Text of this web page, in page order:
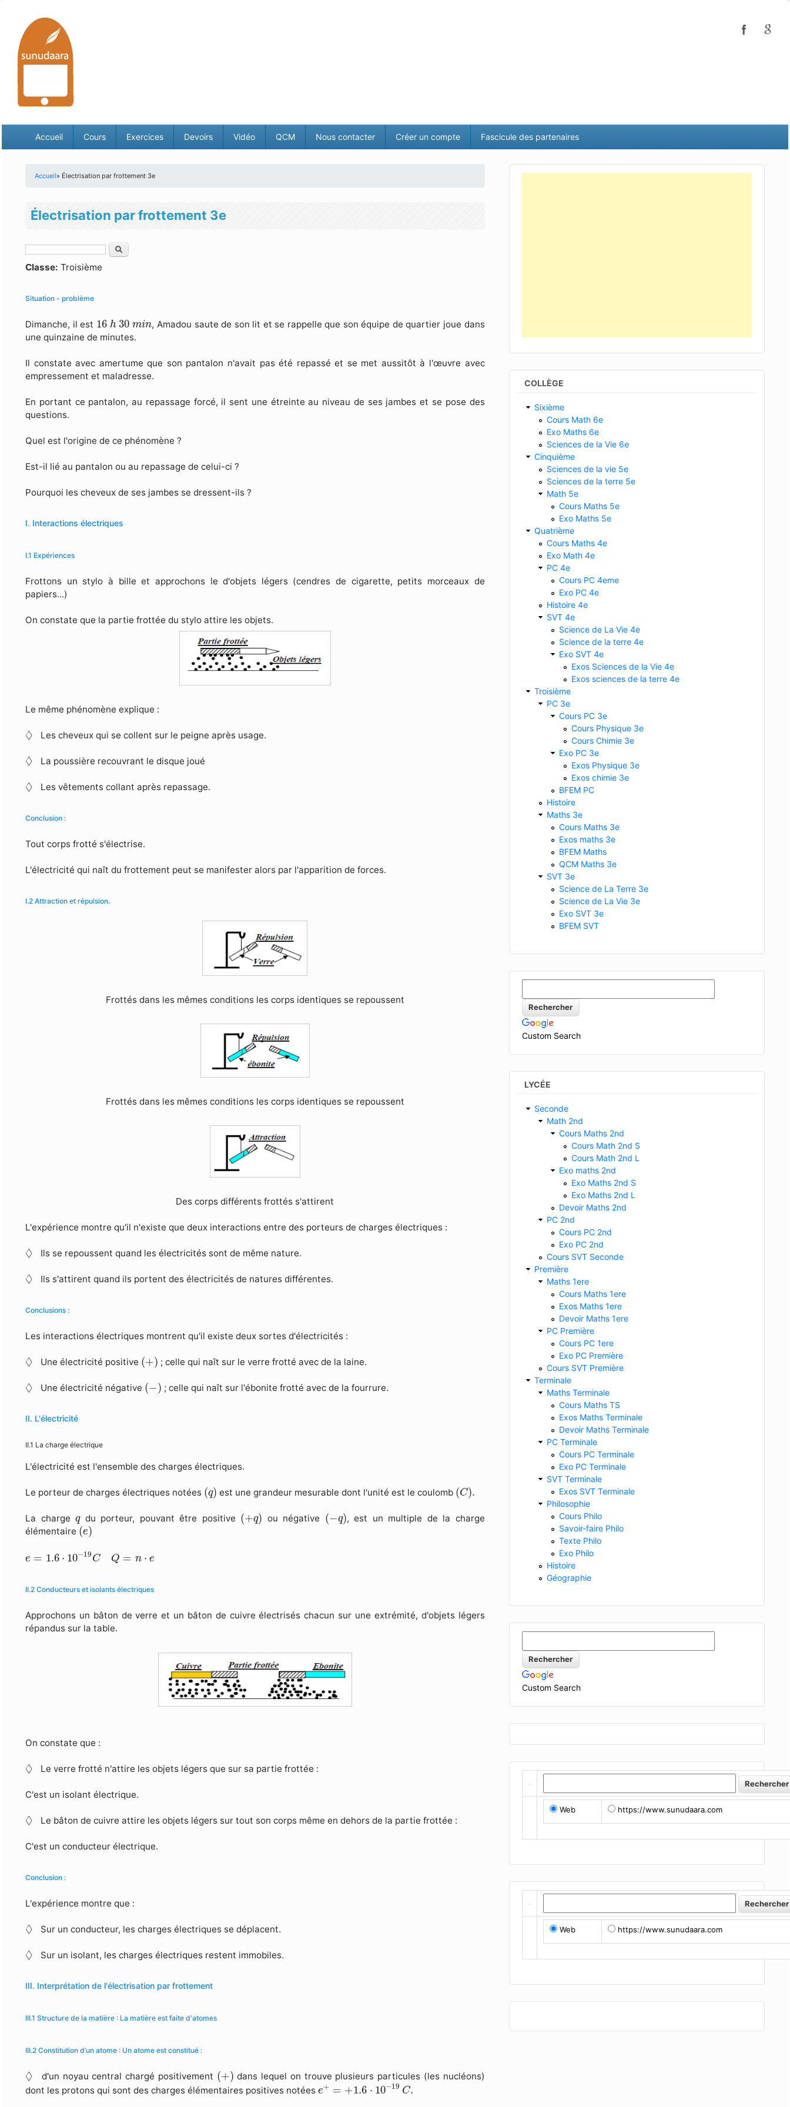
Accueil Cours Exercices Devoirs Vidéo QCM Nous contacter Créer un compte Fascicule des partenaires
Accueil» Électrisation par frottement 3e
Électrisation par frottement 3e
Formulaire de recherche
Rechercher
Classe:Troisième
Situation - problème
Dimanche, il est 16 h
16 h 30 min
30min, Amadou saute de son lit et se rappelle que son équipe de quartier joue dans
une quinzaine de minutes.
Il constate avec amertume que son pantalon n'avait pas été repassé et se met aussitôt à l'œuvre avec
empressement et maladresse.
En portant ce pantalon, au repassage forcé, il sent une étreinte au niveau de ses jambes et se pose des
questions.
Quel est l'origine de ce phénomène ?
Est-il lié au pantalon ou au repassage de celui-ci ?
Pourquoi les cheveux de ses jambes se dressent-ils ?
I. Interactions électriques
I.1 Expériences
Frottons un stylo à bille et approchons le d'objets légers (cendres de cigarette, petits morceaux de
papiers...)
On constate que la partie frottée du stylo attire les objets.
Le même phénomène explique :
◊
◊ Les cheveux qui se collent sur le peigne après usage.
◊
◊ La poussière recouvrant le disque joué
◊
◊ Les vêtements collant après repassage.
Conclusion :
Tout corps frotté s'électrise.
L'électricité qui naît du frottement peut se manifester alors par l'apparition de forces.
I.2 Attraction et répulsion.
Frottés dans les mêmes conditions les corps identiques se repoussent
Frottés dans les mêmes conditions les corps identiques se repoussent
Des corps différents frottés s'attirent
L'expérience montre qu'il n'existe que deux interactions entre des porteurs de charges électriques :
◊
◊ Ils se repoussent quand les électricités sont de même nature.
◊
◊ Ils s'attirent quand ils portent des électricités de natures différentes.
Conclusions :
Les interactions électriques montrent qu'il existe deux sortes d'électricités :
◊
◊ Une électricité positive (+)
( + ) ; celle qui naît sur le verre frotté avec de la laine.
◊
◊ Une électricité négative (−)
( ) ; celle qui naît sur l'ébonite frotté avec de la fourrure.
II. L'électricité
II.1 La charge électrique
L'électricité est l'ensemble des charges électriques.
Le porteur de charges électriques notées (q)
( q) est une grandeur mesurable dont l'unité est le coulomb (C).
(C)
La chargeq
qdu porteur, pouvant être positive (+q)
( + ) ou négative (−q)
( ), est un multiple de la charge
élémentaire (e)
( e)
e = 1.6 ⋅ 10−19C Q = n ⋅ e
1.6 ⋅10−19CQ n
II.2 Conducteurs et isolants électriques
Approchons un bâton de verre et un bâton de cuivre électrisés chacun sur une extrémité, d'objets légers
répandus sur la table.
On constate que :
◊
◊ Le verre frotté n'attire les objets légers que sur sa partie frottée :
C'est un isolant électrique.
◊
◊ Le bâton de cuivre attire les objets légers sur tout son corps même en dehors de la partie frottée :
C'est un conducteur électrique.
Conclusion :
L'expérience montre que :
◊
◊ Sur un conducteur, les charges électriques se déplacent.
◊
◊ Sur un isolant, les charges électriques restent immobiles.
III. Interprétation de l'électrisation par frottement
III.1 Structure de la matière : La matière est faite d'atomes
III.2 Constitution d’un atome : Un atome est constitué :
◊
◊ d'un noyau central chargé positivement (+)
( + ) dans lequel on trouve plusieurs particules (les nucléons)
dont les protons qui sont des charges élémentaires positives notéese+ = +1.6 ⋅ 10−19 C.
e+ =+1.6⋅10 −19C.
COLLÈGE
Sixième
Cours Math 6e
Exo Maths 6e
Sciences de la Vie 6e
Cinquième
Sciences de la vie 5e
Sciences de la terre 5e
Math 5e
Cours Maths 5e
Exo Maths 5e
Quatrième
Cours Maths 4e
Exo Math 4e
PC 4e
Cours PC 4eme
Exo PC 4e
Histoire 4e
SVT 4e
Science de La Vie 4e
Science de la terre 4e
Exo SVT 4e
Exos Sciences de la Vie 4e
Exos sciences de la terre 4e
Troisième
PC 3e
Cours PC 3e
Cours Physique 3e
Cours Chimie 3e
Exo PC 3e
Exos Physique 3e
Exos chimie 3e
BFEM PC
Histoire
Maths 3e
Cours Maths 3e
Exos maths 3e
BFEM Maths
QCM Maths 3e
SVT 3e
Science de La Terre 3e
Science de La Vie 3e
Exo SVT 3e
BFEM SVT
Custom Search
LYCÉE
Seconde
Math 2nd
Cours Maths 2nd
Cours Math 2nd S
Cours Math 2nd L
Exo maths 2nd
Exo Maths 2nd S
Exo Maths 2nd L
Devoir Maths 2nd
PC 2nd
Cours PC 2nd
Exo PC 2nd
Cours SVT Seconde
Première
Maths 1ere
Cours Maths 1ere
Exos Maths 1ere
Devoir Maths 1ere
PC Première
Cours PC 1ere
Exo PC Première
Cours SVT Première
Terminale
Maths Terminale
Cours Maths TS
Exos Maths Terminale
Devoir Maths Terminale
PC Terminale
Cours PC Terminale
Exo PC Terminale
SVT Terminale
Exos SVT Terminale
Philosophie
Cours Philo
Savoir-faire Philo
Texte Philo
Exo Philo
Histoire
Géographie
Custom Search
Web https://www.sunudaara.com
Web https://www.sunudaara.com